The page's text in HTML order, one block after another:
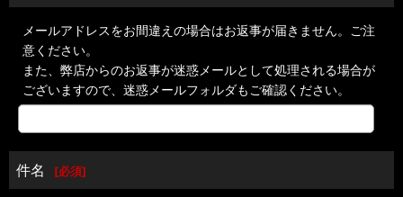
メールアドレスをお間違えの場合はお返事が届きません。ご注
意ください。
また、弊店からのお返事が迷惑メールとして処理される場合が
ございますので、迷惑メールフォルダもご確認ください。
件名 [必須]